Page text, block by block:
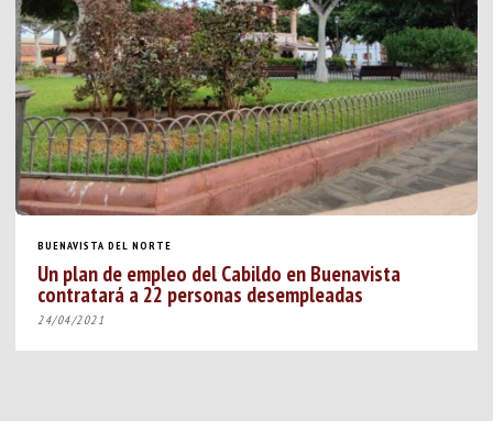
BUENAVISTA DEL NORTE
Un plan de empleo del Cabildo en Buenavista
contratará a 22 personas desempleadas
24/04/2021